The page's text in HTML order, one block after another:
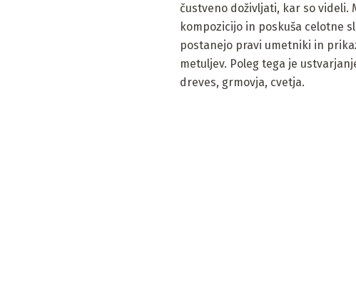
čustveno doživljati, kar so
kompozicijo in poskuša celotne
postanejo pravi umetniki in
metuljev. Poleg tega je
dreves, grmovja, cvetja.